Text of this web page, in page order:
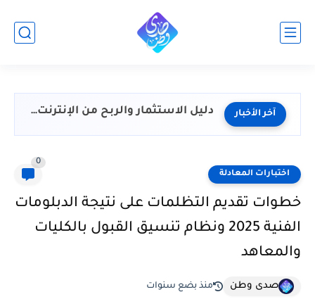
آخر الأخبار دليل الاستثمار والربح من الإنترنت 2026: كيف تبدأ من الصفر...
اختبارات المعادلة
0
خطوات تقديم التظلمات على نتيجة الدبلومات
الفنية 2025 ونظام تنسيق القبول بالكليات
والمعاهد
صدى وطن منذ بضع سنوات